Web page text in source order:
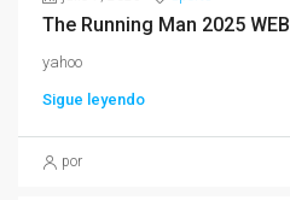
The Running Man 2025 WEB
yahoo
Sigue leyendo
por